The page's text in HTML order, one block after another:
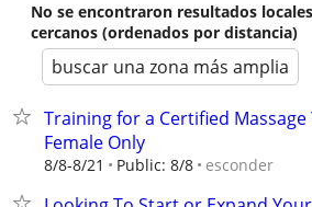
No se encontraron resultados
cercanos (ordenados por distancia)
buscar una zona más amplia
Training for a Certified
Female Only
8/8-8/21 Public: 8/8 esconder